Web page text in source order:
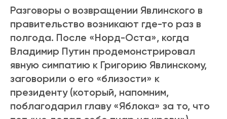
Разговоры о возвращении Явлинского в
правительство возникают где-то раз в
полгода. После «Норд-Оста», когда
Владимир Путин продемонстрировал
явную симпатию к Григорию Явлинскому,
заговорили о его «близости» к
президенту (который, напомним,
поблагодарил главу «Яблока» за то, что